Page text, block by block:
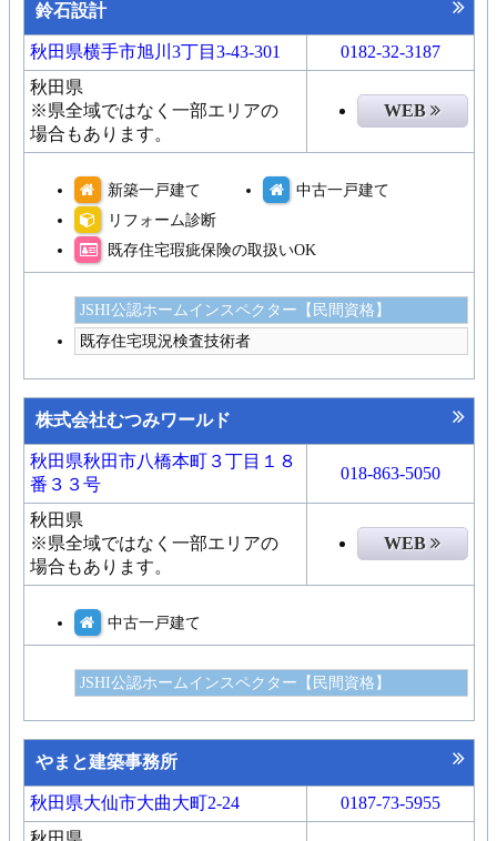
鈴石設計
秋田県横手市旭川3丁目3-43-301
0182-32-3187
秋田県
※県全域ではなく一部エリアの
場合もあります。
WEB
新築一戸建て
中古一戸建て
リフォーム診断
既存住宅瑕疵保険の取扱いOK
JSHI公認ホームインスペクター【民間資格】
既存住宅現況検査技術者
株式会社むつみワールド
秋田県秋田市八橋本町３丁目１８
番３３号
018-863-5050
秋田県
※県全域ではなく一部エリアの
場合もあります。
WEB
中古一戸建て
JSHI公認ホームインスペクター【民間資格】
やまと建築事務所
秋田県大仙市大曲大町2-24
0187-73-5955